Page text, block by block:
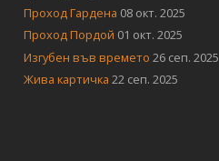
Проход Гардена 08 окт. 2025
Проход Пордой 01 окт. 2025
Изгубен във времето 26 сеп. 2025
Жива картичка 22 сеп. 2025